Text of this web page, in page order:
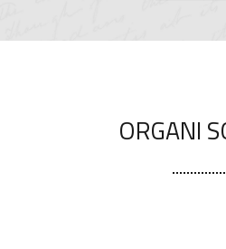
ORGANI